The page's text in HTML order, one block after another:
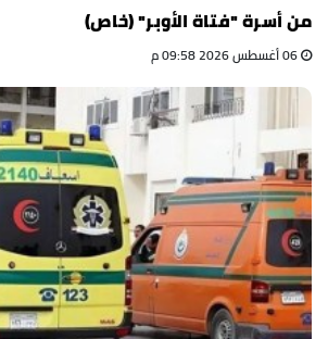
من أسرة "فتاة الأوبر" (خاص)